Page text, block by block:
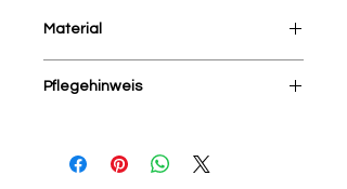
Material
Pflegehinweis